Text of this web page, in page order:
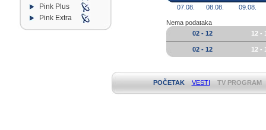
Pink Plus
Pink Extra
07.08.
08.08. 09.08.
Nema podataka
02 - 12
12 -
02 - 12 12 -
POČETAK VESTI TV PROGRAM